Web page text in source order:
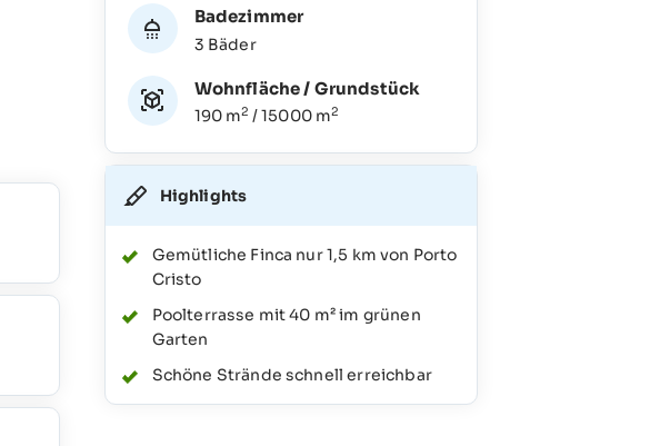
Badezimmer
3 Bäder
Wohnfläche / Grundstück
190 m2 / 15000 m2
Highlights
Gemütliche Finca nur 1,5 km von Porto
Cristo
Poolterrasse mit 40 m² im grünen
Garten
Schöne Strände schnell erreichbar